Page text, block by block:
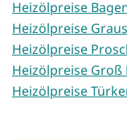
Heizölpreise
Heizölpreise
Heizölpreise
Heizölpreise Groß
Heizölpreise